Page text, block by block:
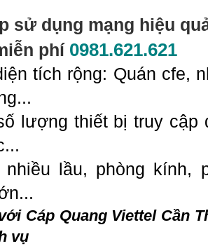
sử dụng mạng hiệu
phí 0981.621.621
tích rộng: Quán cfe,
lượng thiết bị truy cập
lầu, phòng kính,
Cáp Quang Viettel Cần
vụ